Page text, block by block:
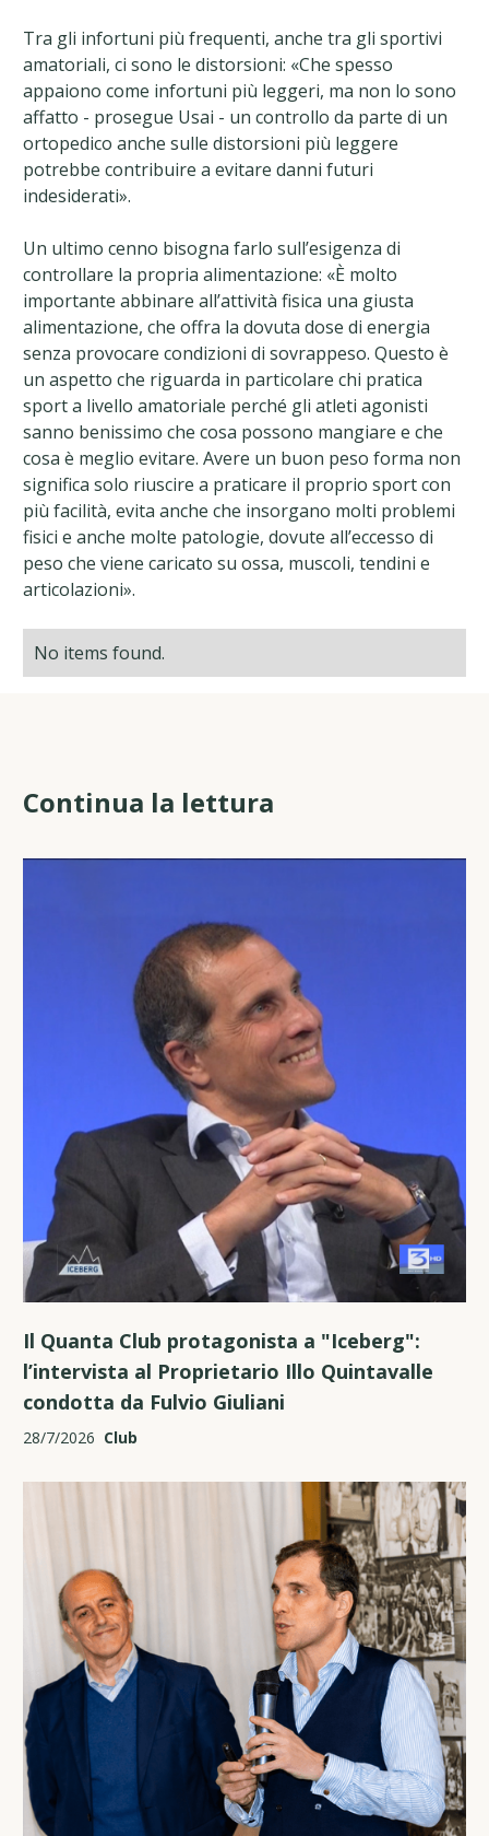
Tra gli infortuni più frequenti, anche tra gli sportivi
amatoriali, ci sono le distorsioni: «Che spesso
appaiono come infortuni più leggeri, ma non lo sono
affatto - prosegue Usai - un controllo da parte di un
ortopedico anche sulle distorsioni più leggere
potrebbe contribuire a evitare danni futuri
indesiderati».
Un ultimo cenno bisogna farlo sull’esigenza di
controllare la propria alimentazione: «È molto
importante abbinare all’attività fisica una giusta
alimentazione, che offra la dovuta dose di energia
senza provocare condizioni di sovrappeso. Questo è
un aspetto che riguarda in particolare chi pratica
sport a livello amatoriale perché gli atleti agonisti
sanno benissimo che cosa possono mangiare e che
cosa è meglio evitare. Avere un buon peso forma non
significa solo riuscire a praticare il proprio sport con
più facilità, evita anche che insorgano molti problemi
fisici e anche molte patologie, dovute all’eccesso di
peso che viene caricato su ossa, muscoli, tendini e
articolazioni».
No items found.
Continua la lettura
Il Quanta Club protagonista a "Iceberg":
l’intervista al Proprietario Illo Quintavalle
condotta da Fulvio Giuliani
28/7/2026 Club